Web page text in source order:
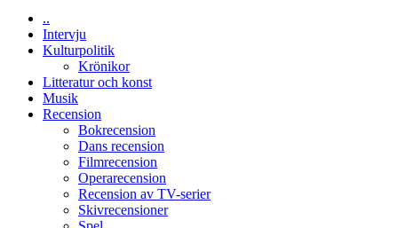
..
Intervju
Kulturpolitik
Krönikor
Litteratur och konst
Musik
Recension
Bokrecension
Dans recension
Filmrecension
Operarecension
Recension av TV-serier
Skivrecensioner